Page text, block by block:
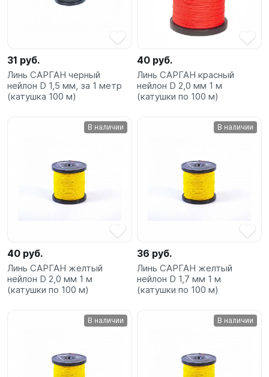
31 руб.
Линь САРГАН черный
нейлон D 1,5 мм, за 1 метр
(катушка 100 м)
40 руб.
Линь САРГАН красный
нейлон D 2,0 мм 1 м
(катушки по 100 м)
В наличии
40 руб.
Линь САРГАН желтый
нейлон D 2,0 мм 1 м
(катушки по 100 м)
В наличии
36 руб.
Линь САРГАН желтый
нейлон D 1,7 мм 1 м
(катушки по 100 м)
В наличии В наличии